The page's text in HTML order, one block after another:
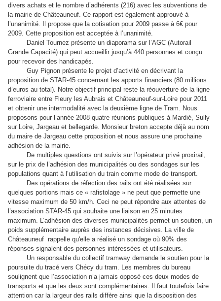
divers achats et le nombre d’adhérents (216) avec les subventions de
la mairie de Châteauneuf. Ce rapport est également approuvé à
l’unanimité. Il propose que la cotisation pour 2009 passe à 6€ pour
2009. Cette proposition est acceptée à l’unanimité.
Daniel Tournez présente un diaporama sur l’AGC (Autorail
Grande Capacité) qui peut accueillir jusqu’à 440 personnes et conçu
pour recevoir des handicapés.
Guy Pignon présente le projet d’activité en décrivant la
proposition de STAR-45 concernant les apports financiers (80 millions
d’euros au total). Notre objectif principal reste la réouverture de la ligne
ferroviaire entre Fleury les Aubrais et Châteauneuf-sur-Loire pour 2011
et obtenir une intermodalité avec la deuxième ligne de Tram. Nous
proposons pour l’année 2008 quatre réunions publiques à Mardié, Sully
sur Loire, Jargeau et bellegarde. Monsieur breton accepte déjà au nom
du maire de Jargeau cette proposition et nous assure une prochaine
adhésion de la mairie.
De multiples questions ont suivis sur l’opérateur privé proxirail,
sur le prix de l’adhésion des municipalités ou des sondages sur les
populations quant à l’utilisation du train comme mode de transport.
Des opérations de réfection des rails ont été réalisées sur
quelques portions mais ce « rafistolage » ne peut que permette une
vitesse maximum de 50 km/h. Ceci ne peut répondre aux attentes de
l’association STAR-45 qui souhaite une liaison en 25 minutes
maximum. L’adhésion des diverses municipalités permet un soutien, un
poids supplémentaire auprès des instances décisives. La ville de
Châteauneuf rappelle qu'elle a réalisé un sondage où 90% des
réponses signalent des personnes intéressées et utilisateurs.
Un responsable du collectif tramway demande le soutien pour la
poursuite du tracé vers Chécy du tram. Les membres du bureau
soulignent que l’association n’a jamais opposé ces deux modes de
transports et que les deux sont complémentaires. Il faut toutefois faire
attention car la largeur des rails diffère ainsi que la disposition des